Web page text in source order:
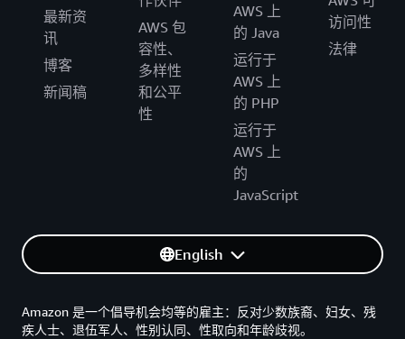
最新资
讯
博客
新闻稿
AWS 包
容性、
多样性
和公平
性
AWS 上
的 Java
运行于
AWS 上
的 PHP
运行于
AWS 上
的
JavaScript
访问性
法律
English
Amazon 是一个倡导机会均等的雇主：反对少数族裔、妇女、残
疾人士、退伍军人、性别认同、性取向和年龄歧视。